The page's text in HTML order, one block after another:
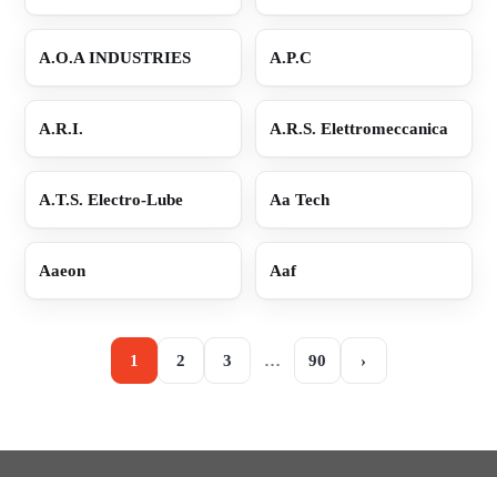
A.O.A INDUSTRIES A.P.C
A.R.I. A.R.S. Elettromeccanica
A.T.S. Electro-Lube Aa Tech
Aaeon Aaf
1 2 3 … 90 ›